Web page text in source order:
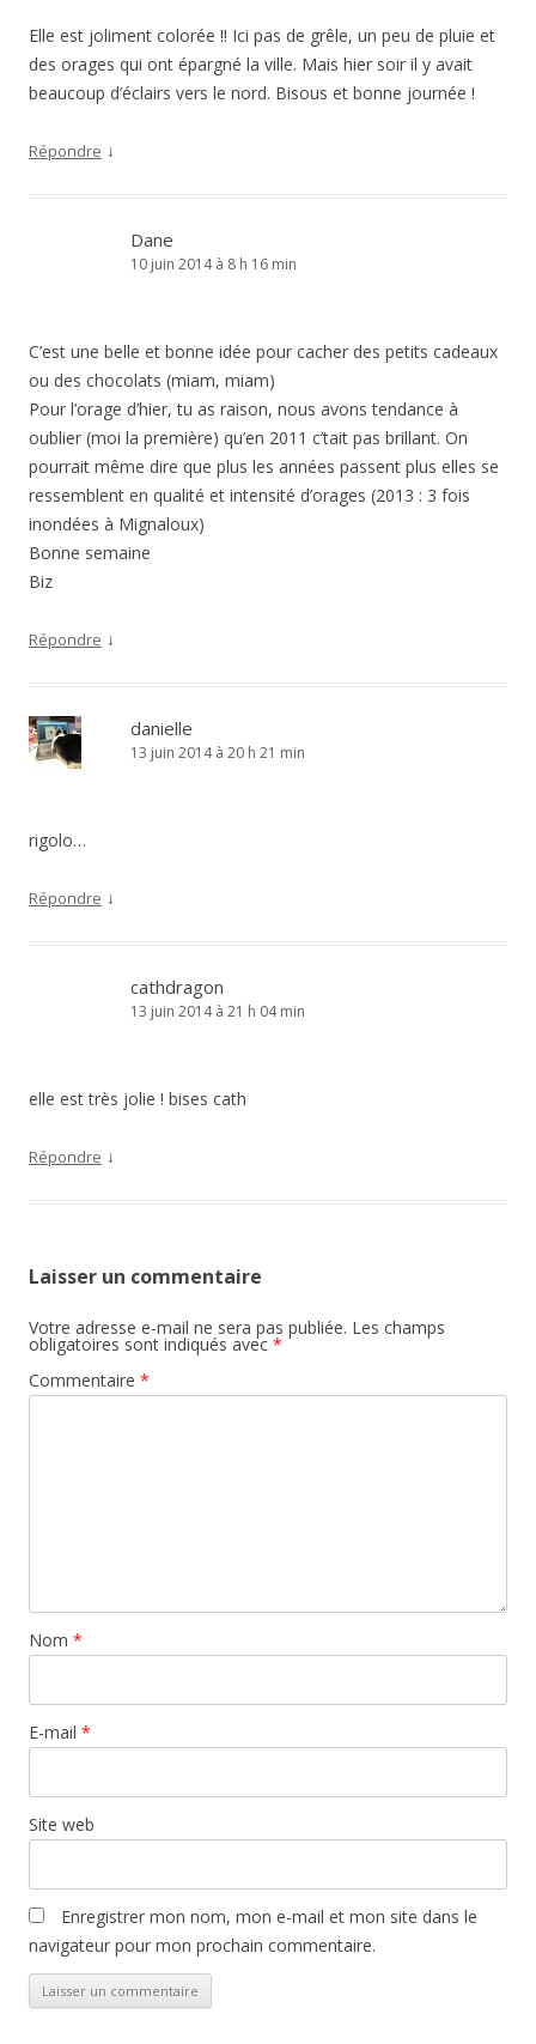
Elle est joliment colorée !! Ici pas de grêle, un peu de pluie et
des orages qui ont épargné la ville. Mais hier soir il y avait
beaucoup d’éclairs vers le nord. Bisous et bonne journée !
Répondre ↓
Dane
10 juin 2014 à 8 h 16 min
C’est une belle et bonne idée pour cacher des petits cadeaux
ou des chocolats (miam, miam)
Pour l’orage d’hier, tu as raison, nous avons tendance à
oublier (moi la première) qu’en 2011 c’tait pas brillant. On
pourrait même dire que plus les années passent plus elles se
ressemblent en qualité et intensité d’orages (2013 : 3 fois
inondées à Mignaloux)
Bonne semaine
Biz
Répondre ↓
danielle
13 juin 2014 à 20 h 21 min
rigolo…
Répondre ↓
cathdragon
13 juin 2014 à 21 h 04 min
elle est très jolie ! bises cath
Répondre ↓
Laisser un commentaire
Votre adresse e-mail ne sera pas publiée. Les champs
obligatoires sont indiqués avec *
Commentaire *
Nom *
E-mail *
Site web
Enregistrer mon nom, mon e-mail et mon site dans le
navigateur pour mon prochain commentaire.